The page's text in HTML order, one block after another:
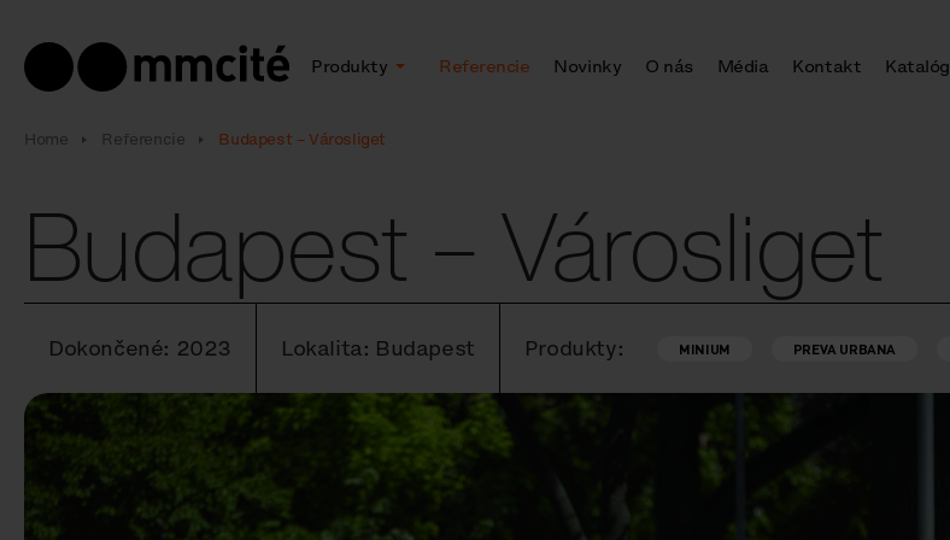
Produkty Referencie Novinky O nás Média Kontakt Katalóg
Home Referencie Budapest – Városliget
Budapest – Városliget
Dokončené: 2023 Lokalita: Budapest Produkty: MINIUM PREVA URBANA